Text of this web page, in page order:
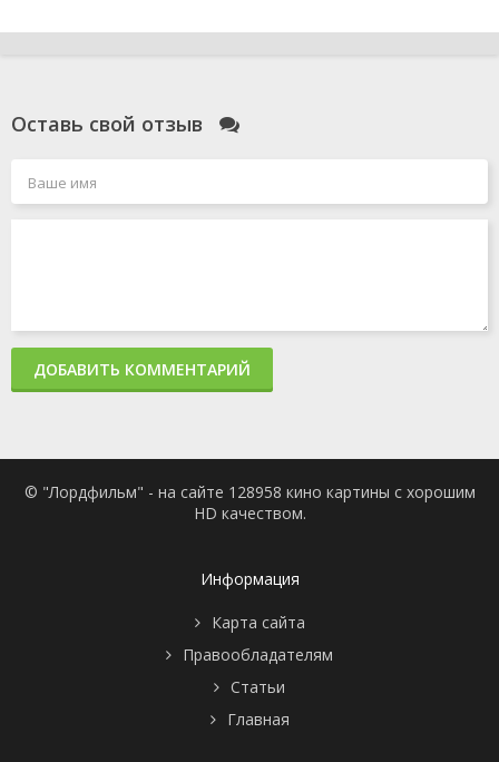
Оставь свой отзыв
ДОБАВИТЬ КОММЕНТАРИЙ
© "Лордфильм" - на сайте 128958 кино картины с хорошим
HD качеством.
Информация
Карта сайта
Правообладателям
Статьи
Главная